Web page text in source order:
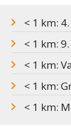
< 1 km:
< 1 km:
< 1 km:
< 1 km:
< 1 km: